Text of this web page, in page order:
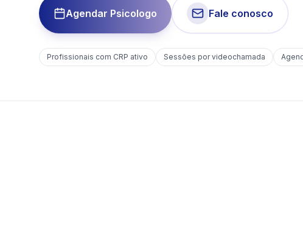
Agendar Psicologo Fale conosco
Profissionais com CRP ativo Sessões por videochamada